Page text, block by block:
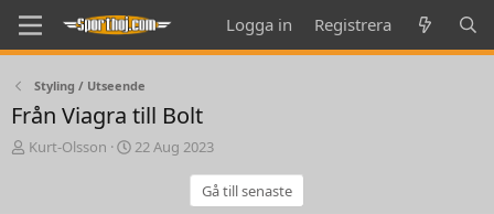
Logga in Registrera
Styling / Utseende
Från Viagra till Bolt
T
Kurt-Olsson
S
22 Aug 2023
Gå till senaste